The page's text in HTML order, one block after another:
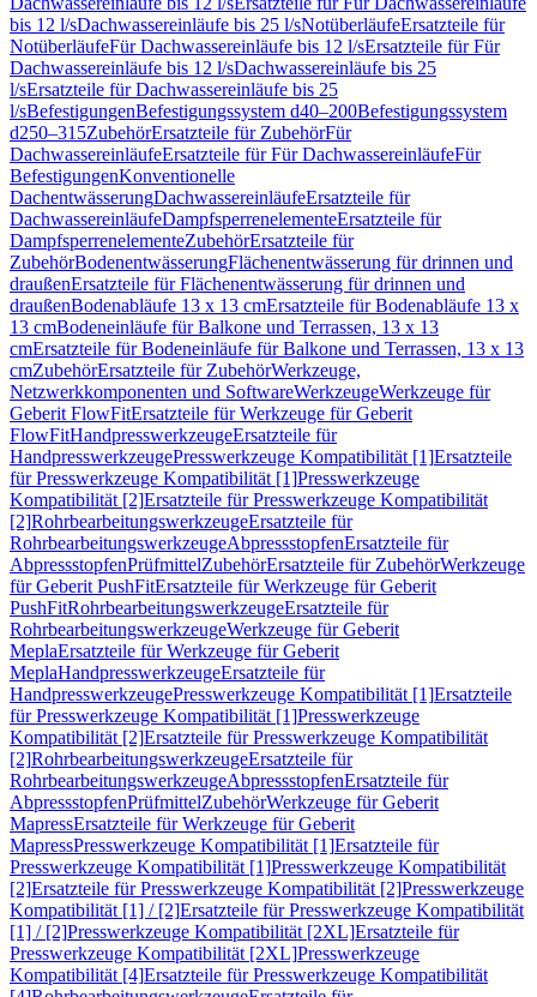
bis 12 l/sDachwassereinläufe bis 25 l/sNotüberläufeErsatzteile für
NotüberläufeFür Dachwassereinläufe bis 12 l/sErsatzteile für Für
Dachwassereinläufe bis 12 l/sDachwassereinläufe bis 25
l/sErsatzteile für Dachwassereinläufe bis 25
l/sBefestigungenBefestigungssystem d40–200Befestigungssystem
d250–315ZubehörErsatzteile für ZubehörFür
DachwassereinläufeErsatzteile für Für DachwassereinläufeFür
BefestigungenKonventionelle
DachentwässerungDachwassereinläufeErsatzteile für
DachwassereinläufeDampfsperrenelementeErsatzteile für
DampfsperrenelementeZubehörErsatzteile für
ZubehörBodenentwässerungFlächenentwässerung für drinnen und
draußenErsatzteile für Flächenentwässerung für drinnen und
draußenBodenabläufe 13 x 13 cmErsatzteile für Bodenabläufe 13 x
13 cmBodeneinläufe für Balkone und Terrassen, 13 x 13
cmErsatzteile für Bodeneinläufe für Balkone und Terrassen, 13 x 13
cmZubehörErsatzteile für ZubehörWerkzeuge,
Netzwerkkomponenten und SoftwareWerkzeugeWerkzeuge für
Geberit FlowFitErsatzteile für Werkzeuge für Geberit
FlowFitHandpresswerkzeugeErsatzteile für
HandpresswerkzeugePresswerkzeuge Kompatibilität [1]Ersatzteile
für Presswerkzeuge Kompatibilität [1]Presswerkzeuge
Kompatibilität [2]Ersatzteile für Presswerkzeuge Kompatibilität
[2]RohrbearbeitungswerkzeugeErsatzteile für
RohrbearbeitungswerkzeugeAbpressstopfenErsatzteile für
AbpressstopfenPrüfmittelZubehörErsatzteile für ZubehörWerkzeuge
für Geberit PushFitErsatzteile für Werkzeuge für Geberit
PushFitRohrbearbeitungswerkzeugeErsatzteile für
RohrbearbeitungswerkzeugeWerkzeuge für Geberit
MeplaErsatzteile für Werkzeuge für Geberit
MeplaHandpresswerkzeugeErsatzteile für
HandpresswerkzeugePresswerkzeuge Kompatibilität [1]Ersatzteile
für Presswerkzeuge Kompatibilität [1]Presswerkzeuge
Kompatibilität [2]Ersatzteile für Presswerkzeuge Kompatibilität
[2]RohrbearbeitungswerkzeugeErsatzteile für
RohrbearbeitungswerkzeugeAbpressstopfenErsatzteile für
AbpressstopfenPrüfmittelZubehörWerkzeuge für Geberit
MapressErsatzteile für Werkzeuge für Geberit
MapressPresswerkzeuge Kompatibilität [1]Ersatzteile für
Presswerkzeuge Kompatibilität [1]Presswerkzeuge Kompatibilität
[2]Ersatzteile für Presswerkzeuge Kompatibilität [2]Presswerkzeuge
Kompatibilität [1] / [2]Ersatzteile für Presswerkzeuge Kompatibilität
[1] / [2]Presswerkzeuge Kompatibilität [2XL]Ersatzteile für
Presswerkzeuge Kompatibilität [2XL]Presswerkzeuge
Kompatibilität [4]Ersatzteile für Presswerkzeuge Kompatibilität